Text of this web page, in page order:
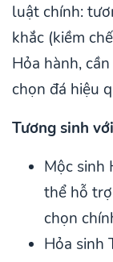
luật chính:
khắc (kiềm
Hỏa hành,
chọn đá hiệu
Tương sinh
Mộc sinh
thể hỗ
chọn
Hỏa sinh